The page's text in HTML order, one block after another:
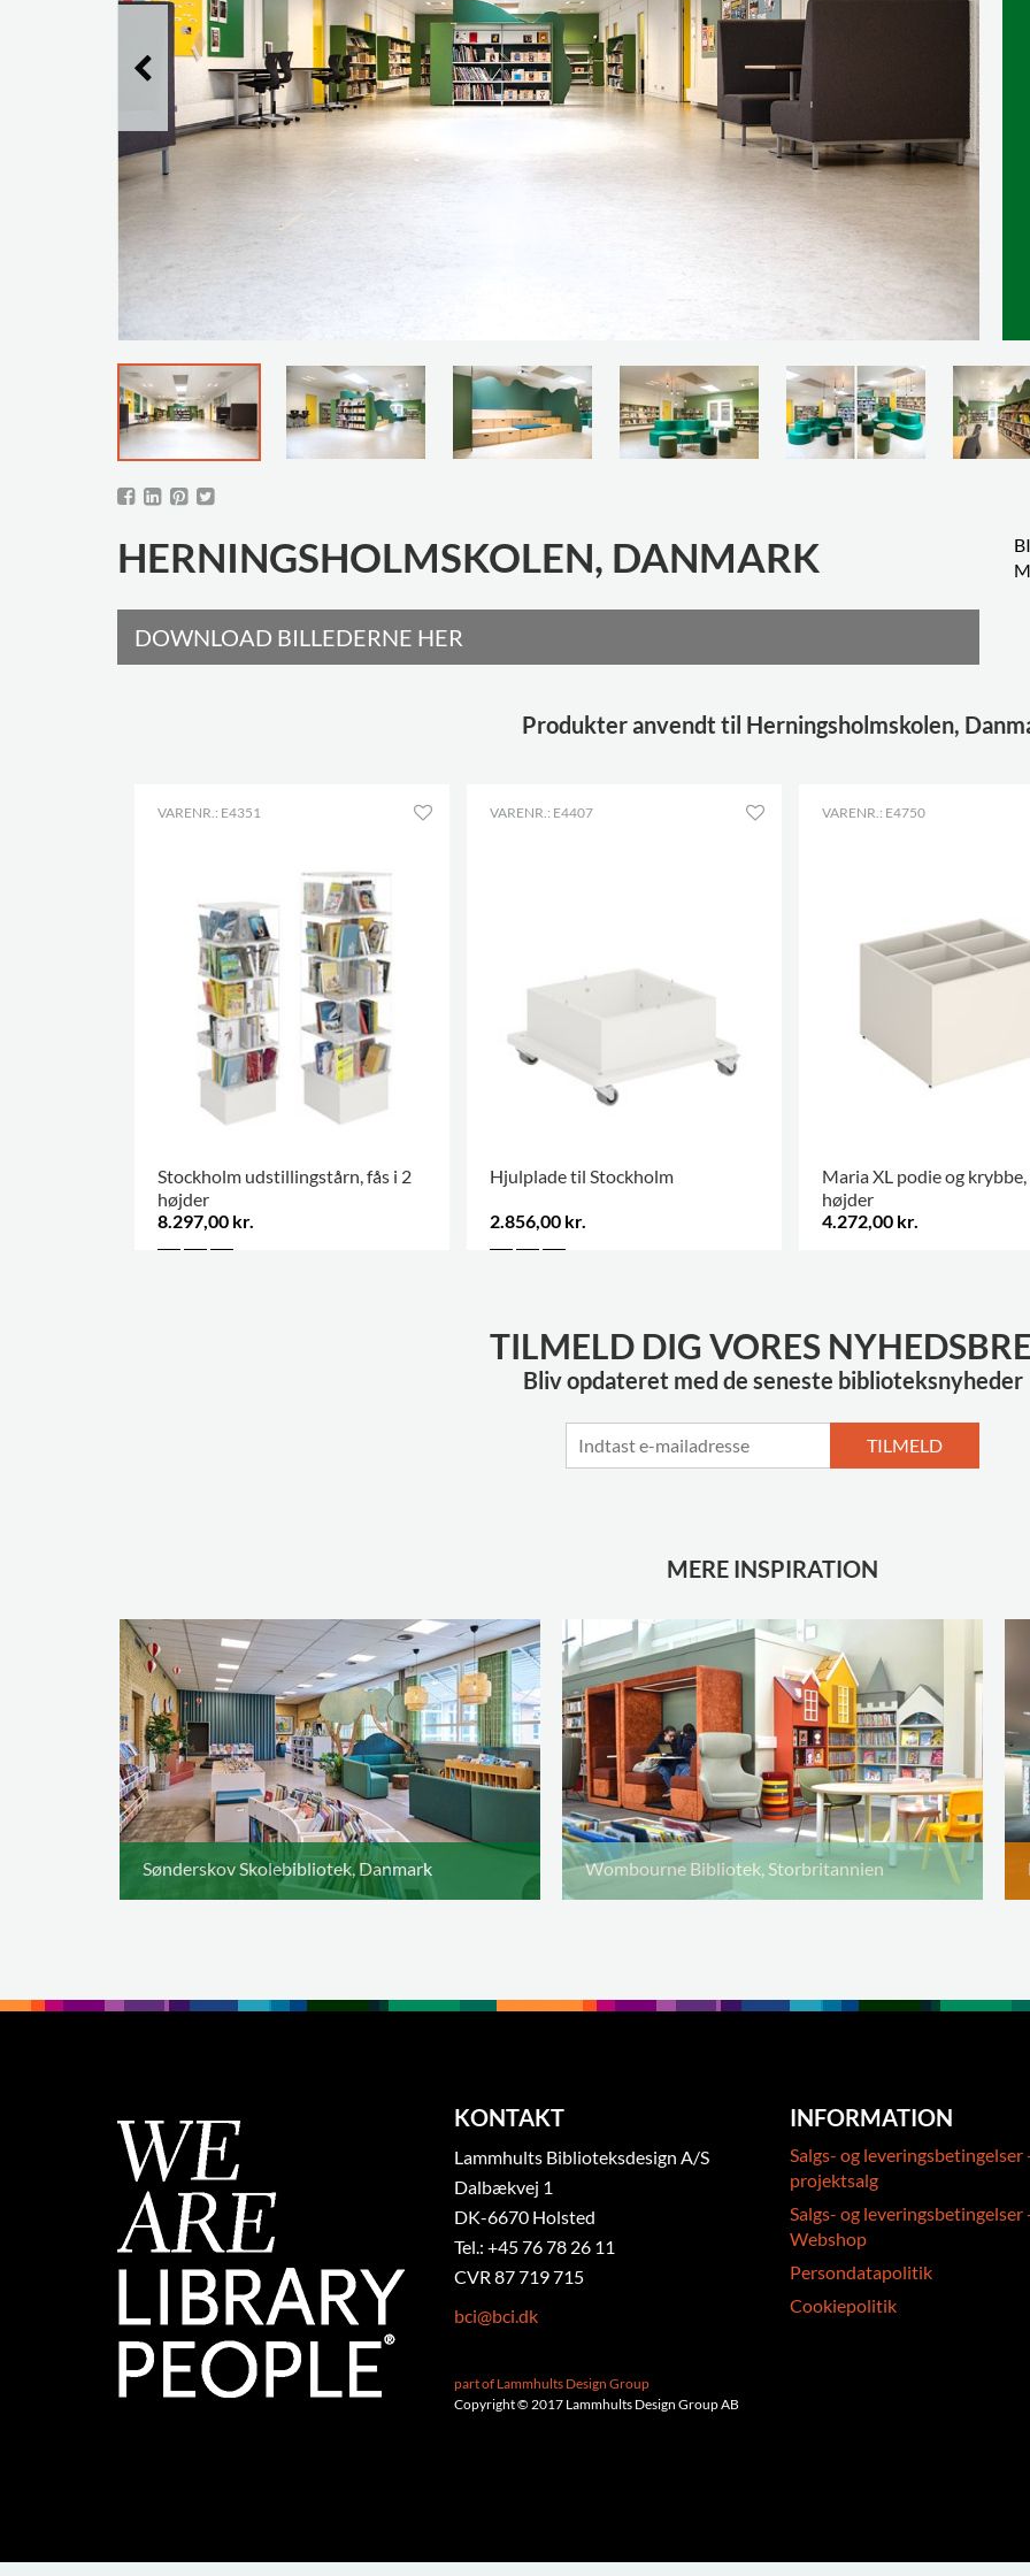
HERNINGSHOLMSKOLEN, DANMARK
DOWNLOAD BILLEDERNE HER
Produkter anvendt til Herningsholmskolen,
VARENR.: E4351
Stockholm udstillingstårn, fås i 2
højder
8.297,00 kr.
VARENR.: E4407
Hjulplade til Stockholm
2.856,00 kr.
VARENR.: E4750
Maria XL podie og krybbe,
højder
4.272,00 kr.
TILMELD DIG VORES
Bliv opdateret med de seneste biblioteksnyheder
TILMELD
MERE INSPIRATION
Sønderskov Skolebibliotek, Danmark Wombourne Bibliotek, Storbritannien
KONTAKT
Lammhults Biblioteksdesign A/S
Dalbækvej 1
DK-6670 Holsted
Tel.: +45 76 78 26 11
CVR 87 719 715
bci@bci.dk
part of Lammhults Design Group
Copyright © 2017 Lammhults Design Group AB
INFORMATION
Salgs- og leveringsbetingelser
projektsalg
Salgs- og leveringsbetingelser
Webshop
Persondatapolitik
Cookiepolitik